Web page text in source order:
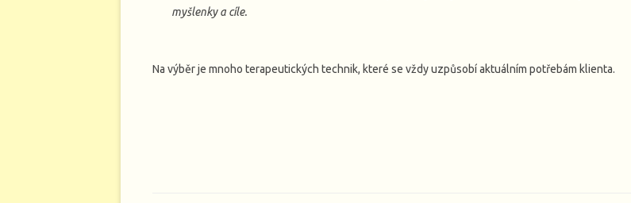
myšlenky a cíle.
Na výběr je mnoho terapeutických technik, které se vždy uzpůsobí aktuálním potřebám klienta.